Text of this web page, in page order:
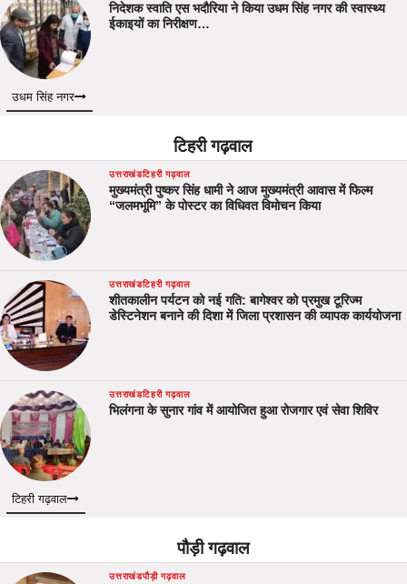
निदेशक स्वाति एस भदौरिया ने किया उधम सिंह नगर की स्वास्थ्य
ईकाइयों का निरीक्षण…
उधम सिंह नगर
टिहरी गढ़वाल
उत्तराखंडटिहरी गढ़वाल
मुख्यमंत्री पुष्कर सिंह धामी ने आज मुख्यमंत्री आवास में फिल्म
“जलमभूमि” के पोस्टर का विधिवत विमोचन किया
उत्तराखंडटिहरी गढ़वाल
शीतकालीन पर्यटन को नई गति: बागेश्वर को प्रमुख टूरिज्म
डेस्टिनेशन बनाने की दिशा में जिला प्रशासन की व्यापक कार्ययोजना
उत्तराखंडटिहरी गढ़वाल
भिलंगना के सुनार गांव में आयोजित हुआ रोजगार एवं सेवा शिविर
टिहरी गढ़वाल
पौड़ी गढ़वाल
उत्तराखंडपौड़ी गढ़वाल